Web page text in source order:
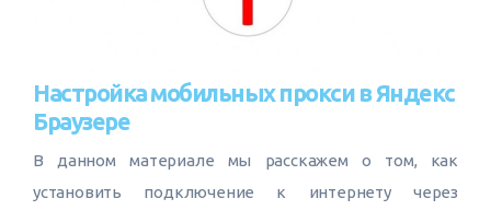
Настройка мобильных прокси в Яндекс
Браузере
В данном материале мы расскажем о том, как
установить подключение к интернету через